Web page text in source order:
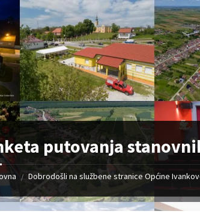
putovanja
/ Dobrodošli na službene stranice Općine